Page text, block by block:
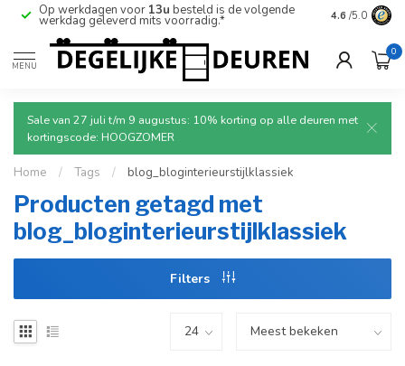
Op werkdagen voor 13u besteld is de volgende
werkdag geleverd mits voorradig.*
Ruim aanbod
deuren.
4.6 /5.0
MENU
0
Sale van 27 juli t/m 9 augustus: 10% korting op alle deuren met
kortingscode: HOOGZOMER
Home / Tags / blog_bloginterieurstijlklassiek
Producten getagd met
blog_bloginterieurstijlklassiek
Filters